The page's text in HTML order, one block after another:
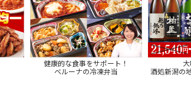
健康的な食事をサポート！
ベルーナの冷凍弁当
酒処新潟の